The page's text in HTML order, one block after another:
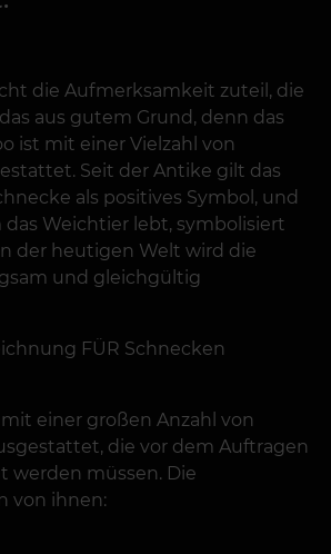
die Aufmerksamkeit zuteil, die
aus gutem Grund, denn das
ist mit einer Vielzahl von
Seit der Antike gilt das
als positives Symbol, und
das Weichtier lebt, symbolisiert
der heutigen Welt wird die
und gleichgültig
FÜR Schnecken
einer großen Anzahl von
die vor dem Auftragen
werden müssen. Die
von ihnen: